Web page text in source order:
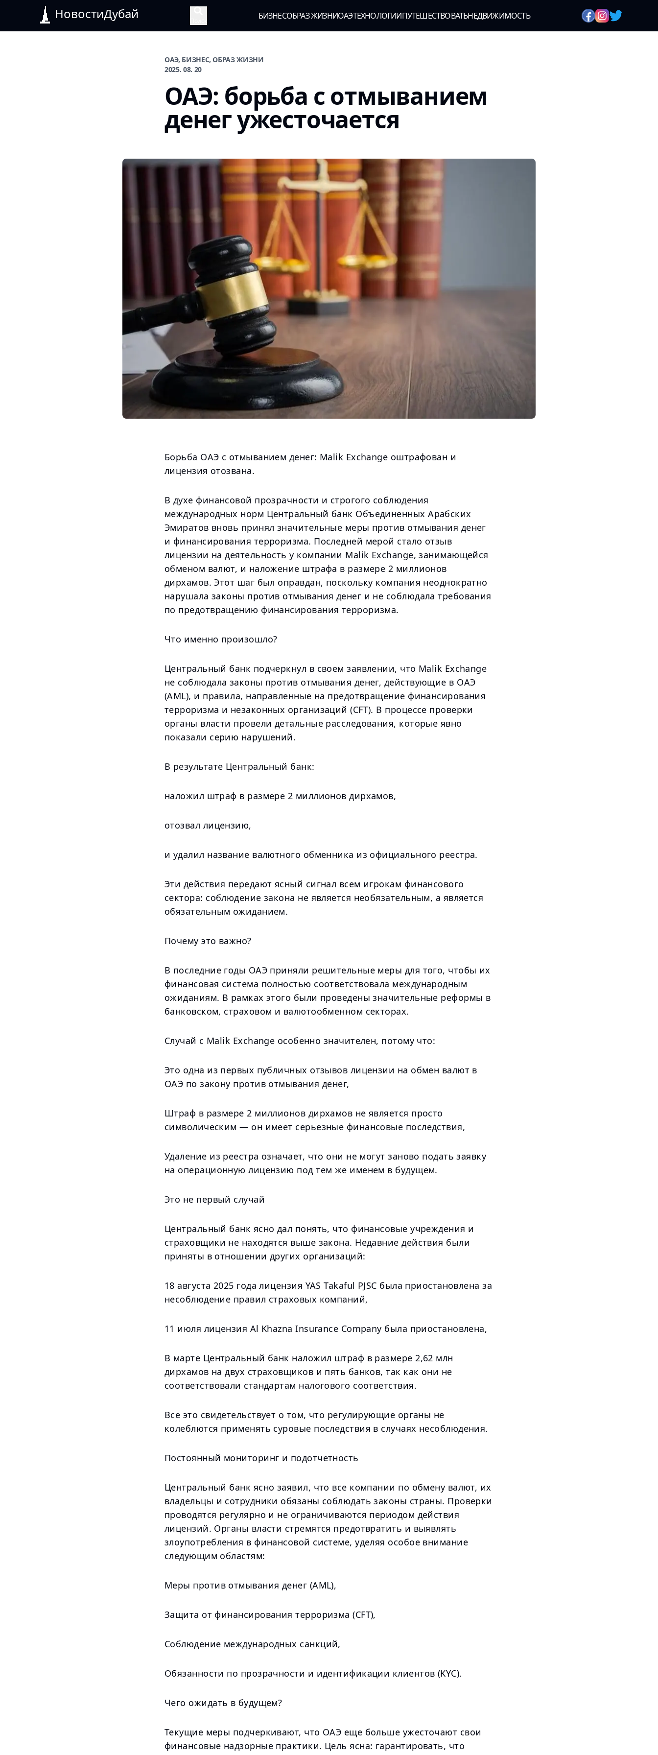
НовостиДубай БИЗНЕСОБРАЗ ЖИЗНИОАЭТЕХНОЛОГИИПУТЕШЕСТВОВАТЬНЕДВИЖИМОСТЬ
ОАЭ, БИЗНЕС, ОБРАЗ ЖИЗНИ
2025. 08. 20
ОАЭ: борьба с отмыванием
денег ужесточается
Борьба ОАЭ с отмыванием денег: Malik Exchange оштрафован и
лицензия отозвана.
В духе финансовой прозрачности и строгого соблюдения
международных норм Центральный банк Объединенных Арабских
Эмиратов вновь принял значительные меры против отмывания денег
и финансирования терроризма. Последней мерой стало отзыв
лицензии на деятельность у компании Malik Exchange, занимающейся
обменом валют, и наложение штрафа в размере 2 миллионов
дирхамов. Этот шаг был оправдан, поскольку компания неоднократно
нарушала законы против отмывания денег и не соблюдала требования
по предотвращению финансирования терроризма.
Что именно произошло?
Центральный банк подчеркнул в своем заявлении, что Malik Exchange
не соблюдала законы против отмывания денег, действующие в ОАЭ
(AML), и правила, направленные на предотвращение финансирования
терроризма и незаконных организаций (CFT). В процессе проверки
органы власти провели детальные расследования, которые явно
показали серию нарушений.
В результате Центральный банк:
наложил штраф в размере 2 миллионов дирхамов,
отозвал лицензию,
и удалил название валютного обменника из официального реестра.
Эти действия передают ясный сигнал всем игрокам финансового
сектора: соблюдение закона не является необязательным, а является
обязательным ожиданием.
Почему это важно?
В последние годы ОАЭ приняли решительные меры для того, чтобы их
финансовая система полностью соответствовала международным
ожиданиям. В рамках этого были проведены значительные реформы в
банковском, страховом и валютообменном секторах.
Случай с Malik Exchange особенно значителен, потому что:
Это одна из первых публичных отзывов лицензии на обмен валют в
ОАЭ по закону против отмывания денег,
Штраф в размере 2 миллионов дирхамов не является просто
символическим — он имеет серьезные финансовые последствия,
Удаление из реестра означает, что они не могут заново подать заявку
на операционную лицензию под тем же именем в будущем.
Это не первый случай
Центральный банк ясно дал понять, что финансовые учреждения и
страховщики не находятся выше закона. Недавние действия были
приняты в отношении других организаций:
18 августа 2025 года лицензия YAS Takaful PJSC была приостановлена за
несоблюдение правил страховых компаний,
11 июля лицензия Al Khazna Insurance Company была приостановлена,
В марте Центральный банк наложил штраф в размере 2,62 млн
дирхамов на двух страховщиков и пять банков, так как они не
соответствовали стандартам налогового соответствия.
Все это свидетельствует о том, что регулирующие органы не
колеблются применять суровые последствия в случаях несоблюдения.
Постоянный мониторинг и подотчетность
Центральный банк ясно заявил, что все компании по обмену валют, их
владельцы и сотрудники обязаны соблюдать законы страны. Проверки
проводятся регулярно и не ограничиваются периодом действия
лицензий. Органы власти стремятся предотвратить и выявлять
злоупотребления в финансовой системе, уделяя особое внимание
следующим областям:
Меры против отмывания денег (AML),
Защита от финансирования терроризма (CFT),
Соблюдение международных санкций,
Обязанности по прозрачности и идентификации клиентов (KYC).
Чего ожидать в будущем?
Текущие меры подчеркивают, что ОАЭ еще больше ужесточают свои
финансовые надзорные практики. Цель ясна: гарантировать, что